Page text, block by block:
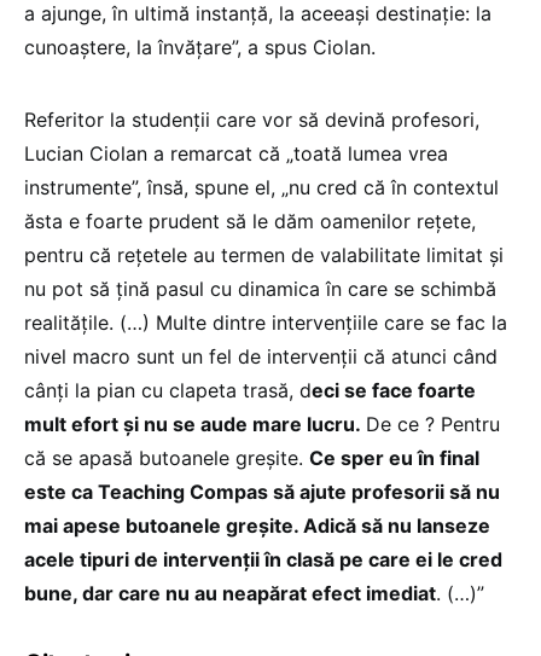
a ajunge, în ultimă instanță, la aceeași destinație: la
cunoaștere, la învățare”, a spus Ciolan.
Referitor la studenții care vor să devină profesori,
Lucian Ciolan a remarcat că „toată lumea vrea
instrumente”, însă, spune el, „nu cred că în contextul
ăsta e foarte prudent să le dăm oamenilor rețete,
pentru că rețetele au termen de valabilitate limitat și
nu pot să țină pasul cu dinamica în care se schimbă
realitățile. (…) Multe dintre intervențiile care se fac la
nivel macro sunt un fel de intervenții că atunci când
cânți la pian cu clapeta trasă, deci se face foarte
mult efort și nu se aude mare lucru. De ce ? Pentru
că se apasă butoanele greșite. Ce sper eu în final
este ca Teaching Compas să ajute profesorii să nu
mai apese butoanele greșite. Adică să nu lanseze
acele tipuri de intervenții în clasă pe care ei le cred
bune, dar care nu au neapărat efect imediat. (…)”